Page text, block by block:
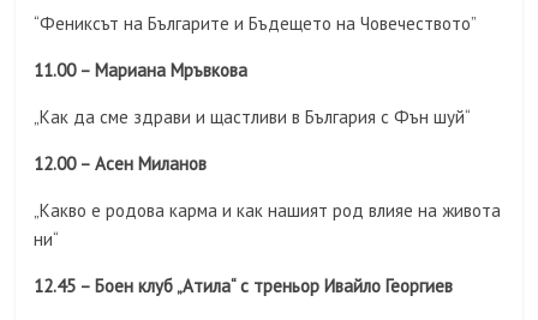
“Фениксът на Българите и Бъдещето на Човечеството”
11.00 – Мариана Мръвкова
„Как да сме здрави и щастливи в България с Фън шуй“
12.00 – Асен Миланов
„Какво е родова карма и как нашият род влияе на живота
ни“
12.45 – Боен клуб „Атила“ с треньор Ивайло Георгиев